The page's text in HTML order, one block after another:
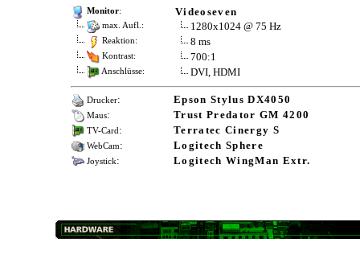
Monitor: Videoseven
max. Aufl.: 1280x1024 @ 75 Hz
Reaktion: 8 ms
Kontrast: 700:1
Anschlüsse: DVI, HDMI
Drucker: Epson Stylus DX4050
Maus: Trust Predator GM 4200
TV-Card: Terratec Cinergy S
WebCam: Logitech Sphere
Joystick: Logitech WingMan Extr.